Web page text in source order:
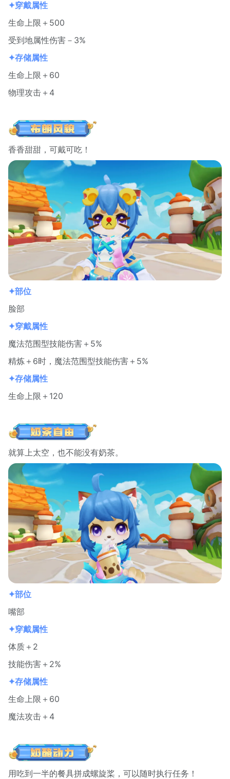
✦穿戴属性
生命上限＋500
受到地属性伤害－3%
✦存储属性
生命上限＋60
物理攻击＋4
香香甜甜，可戴可吃！
✦部位
脸部
✦穿戴属性
魔法范围型技能伤害＋5%
精炼＋6时，魔法范围型技能伤害＋5%
✦存储属性
生命上限＋120
就算上太空，也不能没有奶茶。
✦部位
嘴部
✦穿戴属性
体质＋2
技能伤害＋2%
✦存储属性
生命上限＋60
魔法攻击＋4
用吃到一半的餐具拼成螺旋桨，可以随时执行任务！